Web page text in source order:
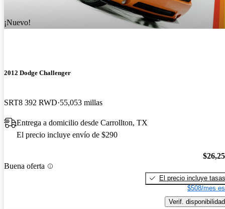
¡Nuevo!
2012 Dodge Challenger
SRT8 392 RWD 55,053 millas
Entrega a domicilio desde Carrollton, TX
El precio incluye envío de $290
Buena oferta
El precio incluye tasas
$508/mes
Verif. disponibilidad